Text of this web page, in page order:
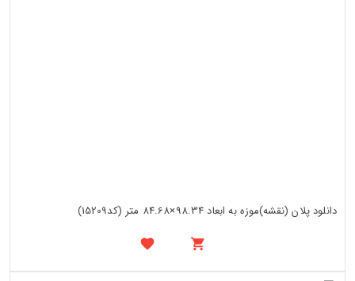
دانلود پلان (نقشه)موزه به ابعاد 98.34×84.68 متر (کد15209)